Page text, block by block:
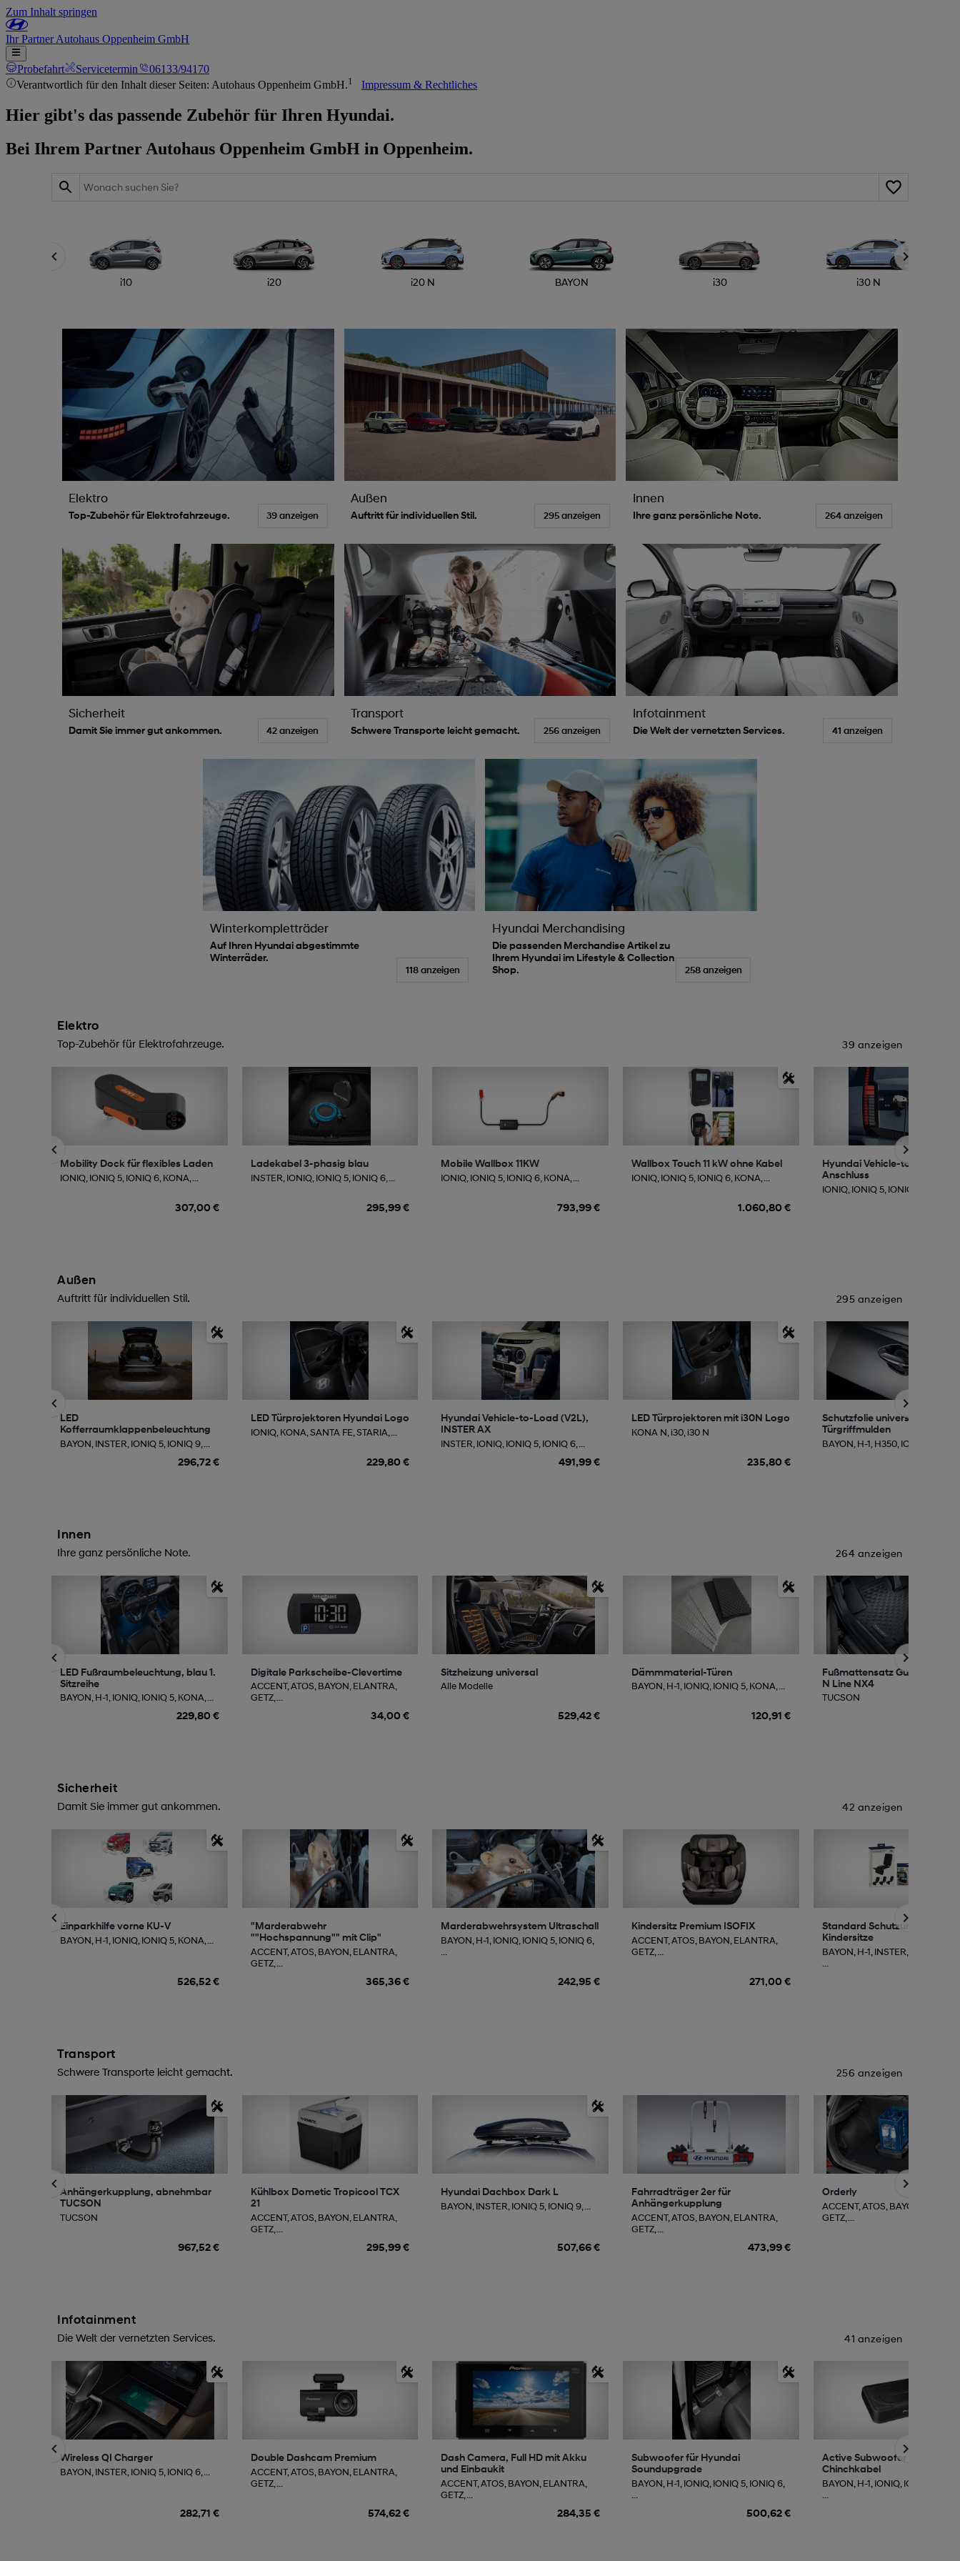
Zum Inhalt springen
IhrPartnerAutohaus Oppenheim GmbH
Probefahrt Servicetermin
06133/94170
Verantwortlich für den Inhalt dieser Seiten: Autohaus Oppenheim GmbH.1 Impressum & Rechtliches
Hier gibt's das passende Zubehör für Ihren Hyundai.
Bei Ihrem Partner Autohaus Oppenheim GmbH in Oppenheim.
i10 i20 i20 N BAYON i30 i30 N
Elektro
Top-Zubehör für Elektrofahrzeuge. 39 anzeigen
Außen
Auftritt für individuellen Stil. 295 anzeigen
Innen
Ihre ganz persönliche Note. 264 anzeigen
Sicherheit
Damit Sie immer gut ankommen. 42 anzeigen
Transport
Schwere Transporte leicht gemacht. 256 anzeigen
Infotainment
Die Welt der vernetzten Services. 41 anzeigen
Winterkompletträder
Auf Ihren Hyundai abgestimmte
Winterräder.
118 anzeigen
Hyundai Merchandising
Die passenden Merchandise Artikel zu
Ihrem Hyundai im Lifestyle & Collection
Shop.
258 anzeigen
Elektro
Top-Zubehör für Elektrofahrzeuge. 39 anzeigen
Mobility Dock für flexibles Laden
IONIQ, IONIQ 5, IONIQ 6, KONA, ...
307,00 €
Ladekabel 3-phasig blau
INSTER, IONIQ, IONIQ 5, IONIQ 6, ...
295,99 €
Mobile Wallbox 11KW
IONIQ, IONIQ 5, IONIQ 6, KONA, ...
793,99 €
Wallbox Touch 11 kW ohne Kabel
IONIQ, IONIQ 5, IONIQ 6, KONA, ...
1.060,80 €
Hyundai Vehicle-to-Load
Anschluss
IONIQ, IONIQ 5, IONIQ 6, KONA, ...
Außen
Auftritt für individuellen Stil. 295 anzeigen
LED
Kofferraumklappenbeleuchtung
BAYON, INSTER, IONIQ 5, IONIQ 9, ...
296,72 €
LED Türprojektoren Hyundai Logo
IONIQ, KONA, SANTA FE, STARIA, ...
229,80 €
Hyundai Vehicle-to-Load (V2L),
INSTER AX
INSTER, IONIQ, IONIQ 5, IONIQ 6, ...
491,99 €
LED Türprojektoren mit i30N Logo
KONA N, i30, i30 N
235,80 €
Schutzfolie universal für
Türgriffmulden
BAYON, H-1, H350, IONIQ, KONA,
Innen
Ihre ganz persönliche Note. 264 anzeigen
LED Fußraumbeleuchtung, blau 1.
Sitzreihe
BAYON, H-1, IONIQ, IONIQ 5, KONA, ...
229,80 €
Digitale Parkscheibe-Clevertime
ACCENT, ATOS, BAYON, ELANTRA,
GETZ, ...
34,00 €
Sitzheizung universal
Alle Modelle
529,42 €
Dämmmaterial-Türen
BAYON, H-1, IONIQ, IONIQ 5, KONA, ...
120,91 €
Fußmattensatz Gummi
N Line NX4
TUCSON
Sicherheit
Damit Sie immer gut ankommen. 42 anzeigen
Einparkhilfe vorne KU-V
BAYON, H-1, IONIQ, IONIQ 5, KONA, ...
526,52 €
"Marderabwehr
""Hochspannung"" mit Clip"
ACCENT, ATOS, BAYON, ELANTRA,
GETZ, ...
365,36 €
Marderabwehrsystem Ultraschall
BAYON, H-1, IONIQ, IONIQ 5, IONIQ 6,
...
242,95 €
Kindersitz Premium ISOFIX
ACCENT, ATOS, BAYON, ELANTRA,
GETZ, ...
271,00 €
Standard Schutzunterlage für
Kindersitze
BAYON, H-1, INSTER, IONIQ,
...
Transport
Schwere Transporte leicht gemacht. 256 anzeigen
Anhängerkupplung, abnehmbar
TUCSON
TUCSON
967,52 €
Kühlbox Dometic Tropicool TCX
21
ACCENT, ATOS, BAYON, ELANTRA,
GETZ, ...
295,99 €
Hyundai Dachbox Dark L
BAYON, INSTER, IONIQ 5, IONIQ 9, ...
507,66 €
Fahrradträger 2er für
Anhängerkupplung
ACCENT, ATOS, BAYON, ELANTRA,
GETZ, ...
473,99 €
Orderly
ACCENT, ATOS, BAYON,
GETZ, ...
Infotainment
Die Welt der vernetzten Services. 41 anzeigen
Wireless QI Charger
BAYON, INSTER, IONIQ 5, IONIQ 6, ...
282,71 €
Double Dashcam Premium
ACCENT, ATOS, BAYON, ELANTRA,
GETZ, ...
574,62 €
Dash Camera, Full HD mit Akku
und Einbaukit
ACCENT, ATOS, BAYON, ELANTRA,
GETZ, ...
284,35 €
Subwoofer für Hyundai
Soundupgrade
BAYON, H-1, IONIQ, IONIQ 5, IONIQ 6,
...
500,62 €
Active Subwoofer mit
Chinchkabel
BAYON, H-1, IONIQ, IONIQ 5,
...